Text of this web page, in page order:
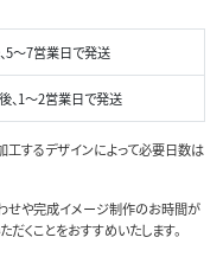
5～7営業日で発送
、1～2営業日で発送
工するデザインによって必要日数は
せや完成イメージ制作のお時間が
くことをおすすめいたします。